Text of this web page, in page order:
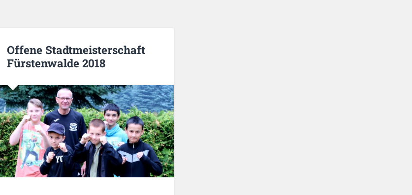
Offene Stadtmeisterschaft
Fürstenwalde 2018